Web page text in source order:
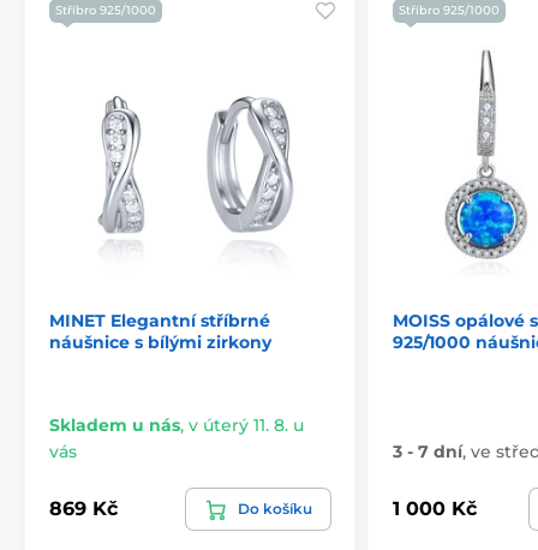
Stříbro 925/1000
MINET Elegantní stříbrné
náušnice s bílými zirkony
Skladem u nás, v úterý 11. 8. u
vás
869 Kč Do košíku
Stříbro 925/1000
MOISS opálové
925/1000
3 - 7 dní, ve
1 000 Kč